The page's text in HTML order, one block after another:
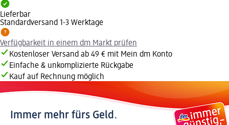
Lieferbar
Standardversand 1-3 Werktage
Verfügbarkeit in einem dm Markt prüfen
Kostenloser Versand ab 49 € mit Mein dm Konto
Einfache & unkomplizierte Rückgabe
Kauf auf Rechnung möglich
Immer mehr fürs Geld.